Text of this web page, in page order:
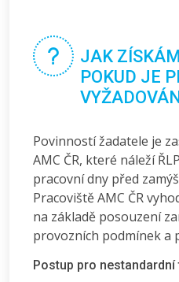
JAK
POKUD JE
Povinností žadatele je
AMC ČR, které náleží
pracovní dny před
Pracoviště AMC ČR
na základě posouzení
provozních podmínek a
Postup pro nestandardní